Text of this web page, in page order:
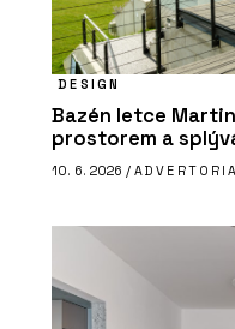
DESIGN
Bazén letce
prostorem a
10. 6. 2026 /